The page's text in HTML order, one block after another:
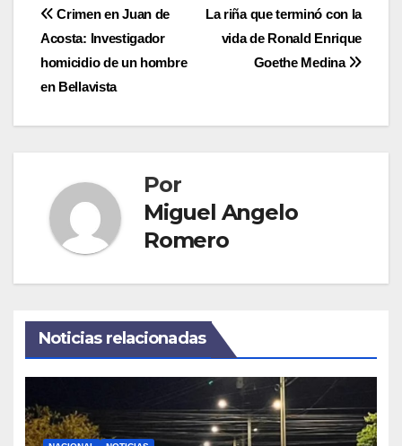
Navegación
de
entradas
La riña que terminó con la
vida de Ronald Enrique
Goethe Medina
Crimen en Juan de
Acosta: Investigador
homicidio de un hombre
en Bellavista
Por
Miguel Angelo
Romero
Noticias relacionadas